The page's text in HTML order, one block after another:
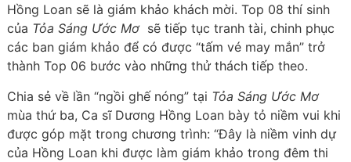
Hồng Loan sẽ là giám khảo khách mời. Top 08 thí sinh
của Tỏa Sáng Ước Mơsẽ tiếp tục tranh tài, chinh phục
các ban giám khảo để có được “tấm vé may mắn” trở
thành Top 06 bước vào những thử thách tiếp theo.
Chia sẻ về lần “ngồi ghế nóng” tại Tỏa Sáng Ước Mơ
mùa thứ ba, Ca sĩ Dương Hồng Loan bày tỏ niềm vui khi
được góp mặt trong chương trình: “Đây là niềm vinh dự
của Hồng Loan khi được làm giám khảo trong đêm thi